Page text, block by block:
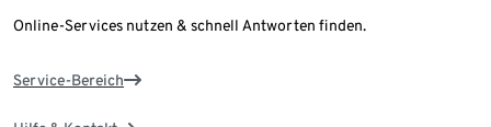
Online-Services nutzen & schnell Antworten finden.
Service-Bereich